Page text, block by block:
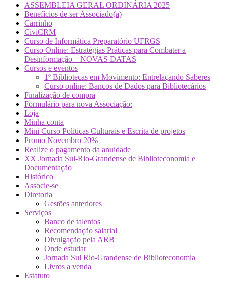
ASSEMBLEIA GERAL ORDINÁRIA 2025
Benefícios de ser Associado(a)
Carrinho
CiviCRM
Curso de Informática Preparatório UFRGS
Curso Online: Estratégias Práticas para Combater a
Desinformação – NOVAS DATAS
Cursos e eventos
1º Bibliotecas em Movimento: Entrelaçando Saberes
Curso online: Bancos de Dados para Bibliotecários
Finalização de compra
Formulário para nova Associação:
Loja
Minha conta
Mini Curso Políticas Culturais e Escrita de projetos
Promo Novembro 20%
Realize o pagamento da anuidade
XX Jornada Sul-Rio-Grandense de Biblioteconomia e
Documentação
Histórico
Associe-se
Diretoria
Gestões anteriores
Serviços
Banco de talentos
Recomendação salarial
Divulgação pela ARB
Onde estudar
Jornada Sul Rio-Grandense de Biblioteconomia
Livros a venda
Estatuto